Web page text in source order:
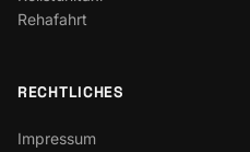
Rehafahrt
RECHTLICHES
Impressum